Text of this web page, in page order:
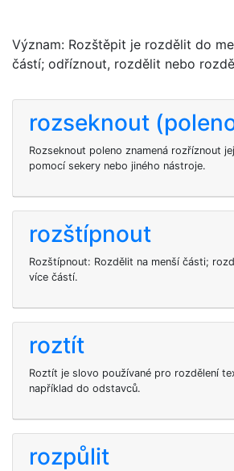
Význam: Rozštěpit je rozdělit do
částí; odříznout, rozdělit nebo
rozseknout
Rozseknout poleno znamená rozříznout
pomocí sekery nebo jiného nástroje.
rozštípnout
Rozštípnout: Rozdělit na menší části;
více částí.
roztít
Roztít je slovo používané pro rozdělení
například do odstavců.
rozpůlit